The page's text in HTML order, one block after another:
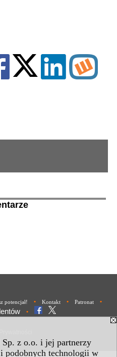
z o.o. i jej partnerzy
podobnych technologii w
potencjał! • Kontakt • Patronat •
•